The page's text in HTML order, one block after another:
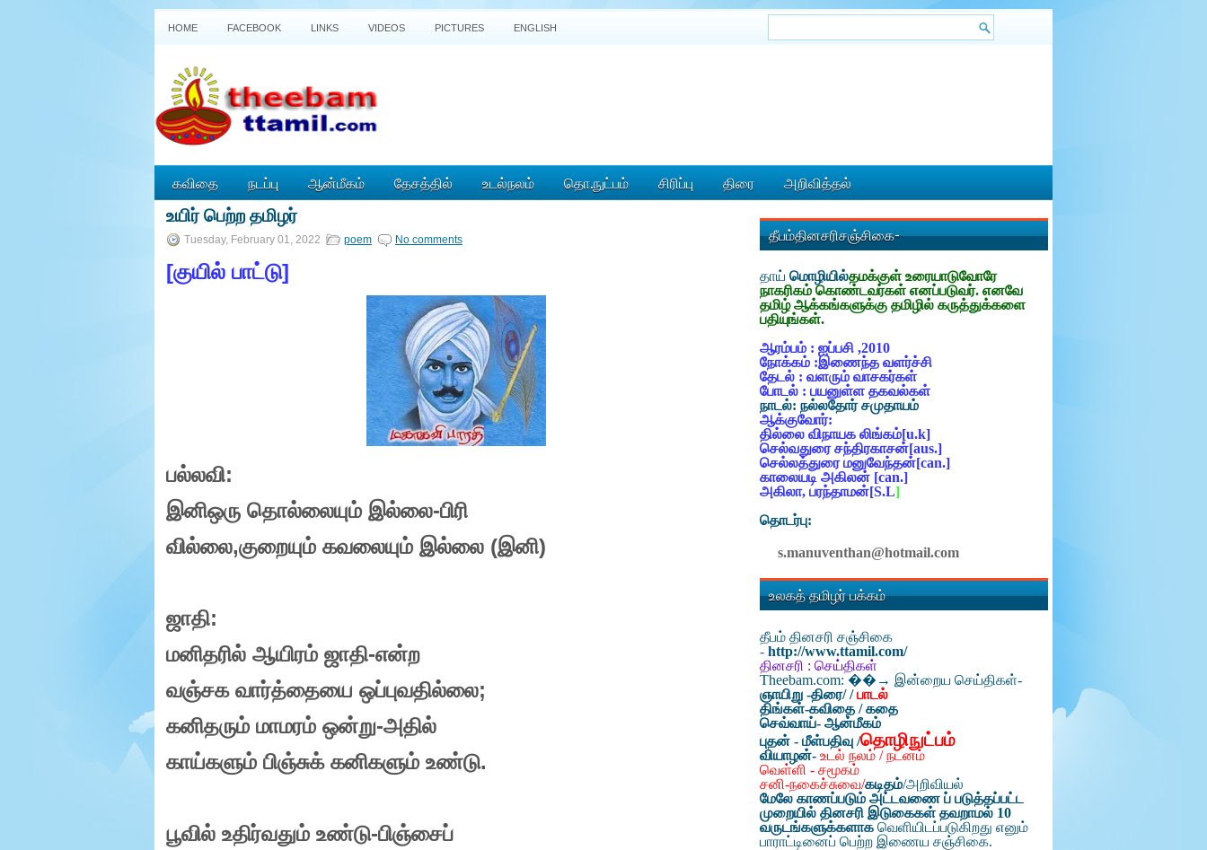
HOME FACEBOOK LINKS VIDEOS PICTURES ENGLISH
கவிதை நடப்பு ஆன்மீகம் தேசத்தில் உடல்நலம் தொ.நுட்பம் சிரிப்பு திரை அறிவித்தல்
Pஉயிர் பெற்ற தமிழர்
Tuesday, February 01, 2022 poem No comments
[குயில் பாட்டு]
பல்லவி:
இனிஒரு தொல்லையும் இல்லை-பிரி
வில்லை,குறையும் கவலையும் இல்லை (இனி)
ஜாதி:
மனிதரில் ஆயிரம் ஜாதி-என்ற
வஞ்சக வார்த்தையை ஒப்புவதில்லை;
கனிதரும் மாமரம் ஒன்று-அதில்
காய்களும் பிஞ்சுக் கனிகளும் உண்டு.
பூவில் உதிர்வதும் உண்டு-பிஞ்சைப்
தீபம்தினசரிசஞ்சிகை-
தாய் மொழியில்தமக்குள் உரையாடுவோரே
நாகரிகம் கொண்டவர்கள் எனப்படுவர். எனவே
தமிழ் ஆக்கங்களுக்கு தமிழில் கருத்துக்களை
பதியுங்கள்.
ஆரம்பம் : ஐப்பசி ,2010
நோக்கம் :இணைந்த வளர்ச்சி
தேடல் : வளரும் வாசகர்கள்
போடல் : பயனுள்ள தகவல்கள்
நாடல்: நல்லதோர் சமுதாயம்
ஆக்குவோர்:
தில்லை விநாயக லிங்கம்[u.k]
செல்வதுரை சந்திரகாசன்[aus.]
செல்லத்துரை மனுவேந்தன்[can.]
காலையடி அகிலன் [can.]
அகிலா, பரந்தாமன்[S.L]
தொடர்பு:
s.manuventhan@hotmail.com
உலகத் தமிழர் பக்கம்
தீபம் தினசரி சஞ்சிகை
- http://www.ttamil.com/
தினசரி : செய்திகள்
Theebam.com: ��→ இன்றைய செய்திகள்-
ஞாயிறு -திரை//பாடல்
திங்கள்-கவிதை / கதை
செவ்வாய்- ஆன்மீகம்
புதன் - மீள்பதிவு /தொழிநுட்பம்
வியாழன்- உடல் நலம் / நடனம்
வெள்ளி - சமூகம்
சனி-நகைச்சுவை/கடிதம்/அறிவியல்
மேலே காணப்படும் அட்டவணை ப் படுத்தப்பட்ட
முறையில் தினசரி இடுகைகள் தவறாமல் 10
வருடங்களுக்களாக வெளியிடப்படுகிறது எனும்
பாராட்டினைப் பெற்ற இணைய சஞ்சிகை.